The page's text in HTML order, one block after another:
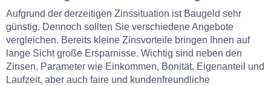
Aufgrund der derzeitigen Zinssituation ist Baugeld sehr
günstig. Dennoch sollten Sie verschiedene Angebote
vergleichen. Bereits kleine Zinsvorteile bringen Ihnen auf
lange Sicht große Ersparnisse. Wichtig sind neben den
Zinsen, Parameter wie Einkommen, Bonität, Eigenanteil und
Laufzeit, aber auch faire und kundenfreundliche